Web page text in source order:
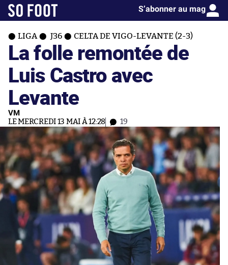
S’abonner au mag
LIGA J36 CELTA DE VIGO-LEVANTE (2-3)
La folle remontée de
Luis Castro avec
Levante
VM
LE MERCREDI 13 MAI À 12:28 19